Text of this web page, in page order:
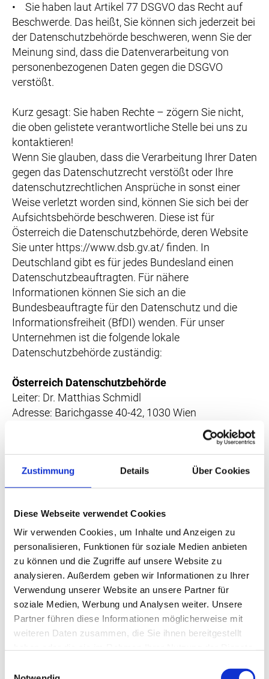
Zustimmung Details Über Cookies
Diese Webseite verwendet Cookies
Wir verwenden Cookies, um Inhalte und Anzeigen zu
personalisieren, Funktionen für soziale Medien anbieten
zu können und die Zugriffe auf unsere Website zu
analysieren. Außerdem geben wir Informationen zu Ihrer
Verwendung unserer Website an unsere Partner für
soziale Medien, Werbung und Analysen weiter. Unsere
Partner führen diese Informationen möglicherweise mit
weiteren Daten zusammen, die Sie ihnen bereitgestellt
• Sie haben laut Artikel 77 DSGVO das Recht auf
Beschwerde. Das heißt, Sie können sich jederzeit bei
der Datenschutzbehörde beschweren, wenn Sie der
Meinung sind, dass die Datenverarbeitung von
personenbezogenen Daten gegen die DSGVO
verstößt.
Kurz gesagt: Sie haben Rechte – zögern Sie nicht,
die oben gelistete verantwortliche Stelle bei uns zu
kontaktieren!
Wenn Sie glauben, dass die Verarbeitung Ihrer Daten
gegen das Datenschutzrecht verstößt oder Ihre
datenschutzrechtlichen Ansprüche in sonst einer
Weise verletzt worden sind, können Sie sich bei der
Aufsichtsbehörde beschweren. Diese ist für
Österreich die Datenschutzbehörde, deren Website
Sie unter https://www.dsb.gv.at/ finden. In
Deutschland gibt es für jedes Bundesland einen
Datenschutzbeauftragten. Für nähere
Informationen können Sie sich an die
Bundesbeauftragte für den Datenschutz und die
Informationsfreiheit (BfDI) wenden. Für unser
Unternehmen ist die folgende lokale
Datenschutzbehörde zuständig:
Österreich Datenschutzbehörde
Leiter: Dr. Matthias Schmidl
Adresse: Barichgasse 40-42, 1030 Wien
Website: https://www.dsb.gv.at/
Datenübertragung in Drittländer
Länder außerhalb des Geltungsbereichs der DSGVO
(Drittländer), wenn Sie in diese Verarbeitung
einwilligen oder eine sonstige gesetzliche Erlaubnis
besteht. Dies trifft insbesondere zu, wenn die
Verarbeitung gesetzlich vorgeschrieben oder zur
Erfüllung eines Vertragsverhältnisses notwendig
und in jedem Fall nur soweit dies generell erlaubt ist.
Ihre Zustimmung ist in den meisten Fällen der
wichtigste Grund, dass wir Daten in Drittländern
verarbeiten lassen. Die Verarbeitung
personenbezogener Daten in Drittländern wie den